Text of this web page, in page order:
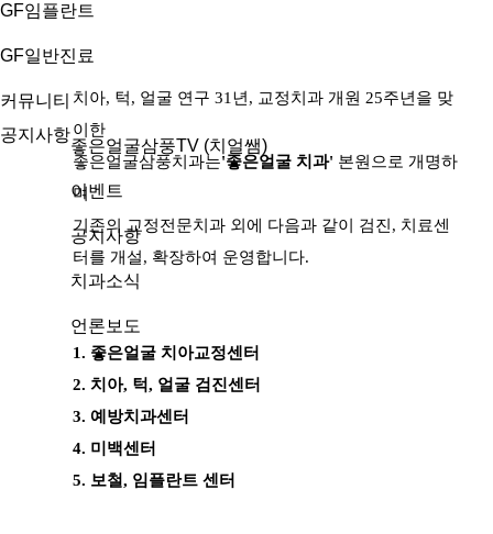
GF임플란트
GF일반진료
커뮤니티
공지사항
좋은얼굴삼풍TV (치얼쌤)
이벤트
공지사항
치과소식
언론보도
치아, 턱, 얼굴 연구 31년, 교정치과 개원 25주년을 맞
이한
좋은얼굴삼풍치과는'좋은얼굴 치과' 본원으로 개명하
며
기존의 교정전문치과 외에 다음과 같이 검진, 치료센
터를 개설, 확장하여 운영합니다.
1. 좋은얼굴 치아교정센터
2. 치아, 턱, 얼굴 검진센터
3. 예방치과센터
4. 미백센터
5. 보철, 임플란트 센터